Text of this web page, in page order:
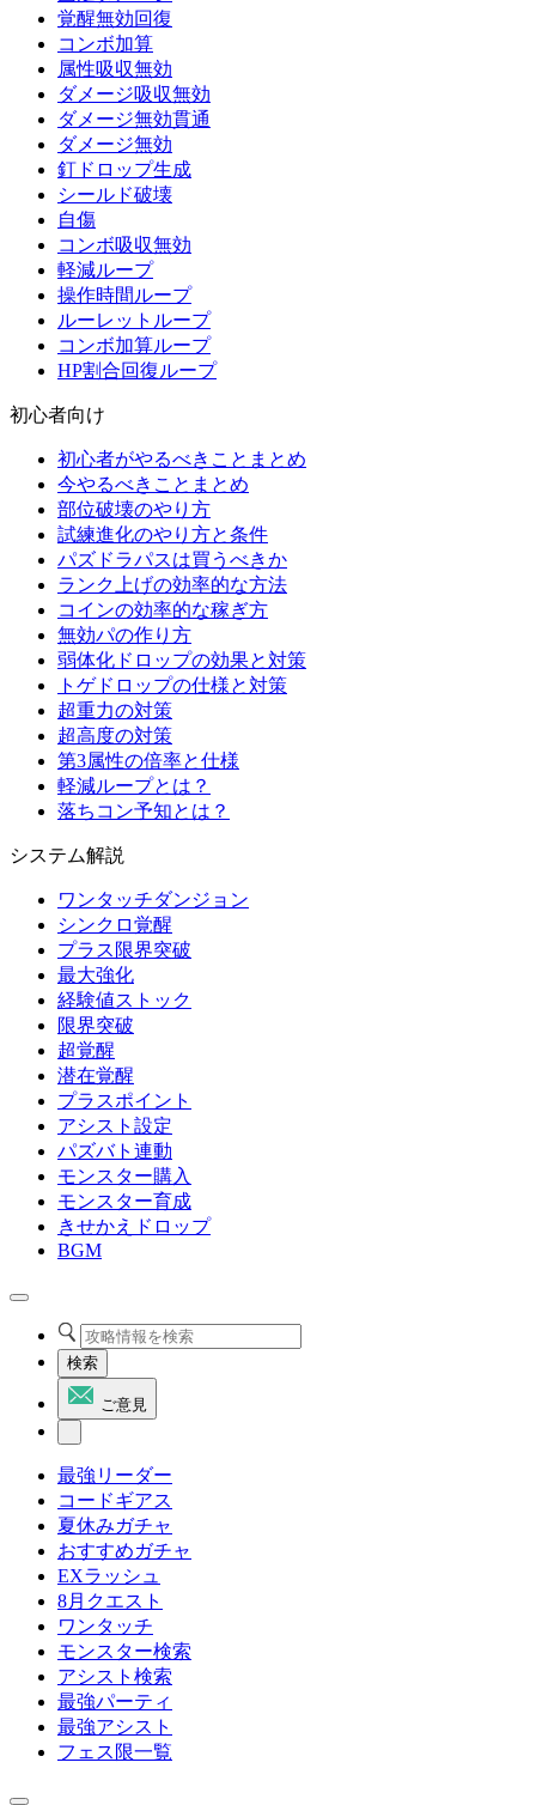
覚醒無効回復
コンボ加算
属性吸収無効
ダメージ吸収無効
ダメージ無効貫通
ダメージ無効
釘ドロップ生成
シールド破壊
自傷
コンボ吸収無効
軽減ループ
操作時間ループ
ルーレットループ
コンボ加算ループ
HP割合回復ループ
初心者向け
初心者がやるべきことまとめ
今やるべきことまとめ
部位破壊のやり方
試練進化のやり方と条件
パズドラパスは買うべきか
ランク上げの効率的な方法
コインの効率的な稼ぎ方
無効パの作り方
弱体化ドロップの効果と対策
トゲドロップの仕様と対策
超重力の対策
超高度の対策
第3属性の倍率と仕様
軽減ループとは？
落ちコン予知とは？
システム解説
ワンタッチダンジョン
シンクロ覚醒
プラス限界突破
最大強化
経験値ストック
限界突破
超覚醒
潜在覚醒
プラスポイント
アシスト設定
パズバト連動
モンスター購入
モンスター育成
きせかえドロップ
BGM
検索
ご意見
最強リーダー
コードギアス
夏休みガチャ
おすすめガチャ
EXラッシュ
8月クエスト
ワンタッチ
モンスター検索
アシスト検索
最強パーティ
最強アシスト
フェス限一覧